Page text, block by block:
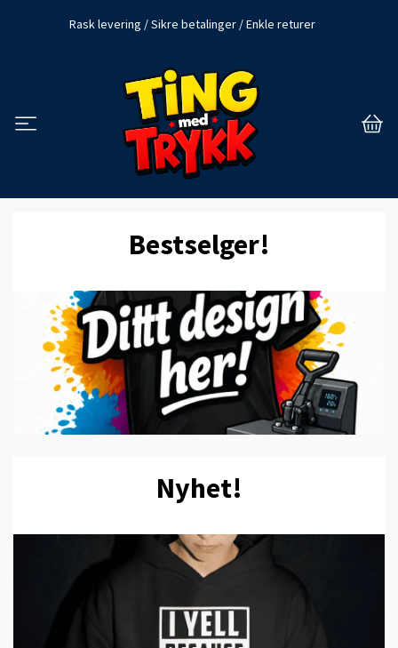
Rask levering / Sikre betalinger / Enkle returer
Bestselger!
Nyhet!